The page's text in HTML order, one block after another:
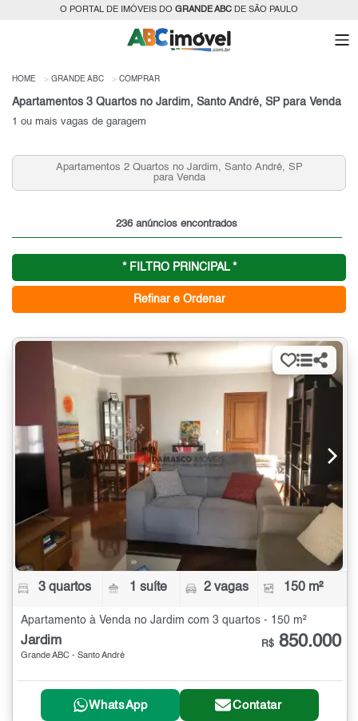
O PORTAL DE IMÓVEIS DO GRANDE ABC DE SÃO PAULO
HOME GRANDE ABC COMPRAR
Apartamentos 3 Quartos no Jardim, Santo André, SP para Venda
1 ou mais vagas de garagem
no Jardim, Santo André, SP
Apartamentos 2 Quartos e
236 anúncios encontrados
* FILTRO PRINCIPAL *
Refinar e Ordenar
3 quartos 1 suíte 2 vagas 150 m²
Apartamento à Venda no Jardim com 3 quartos - 150 m²
Jardim
Grande ABC - Santo André
R$ 850.000
WhatsApp Contatar